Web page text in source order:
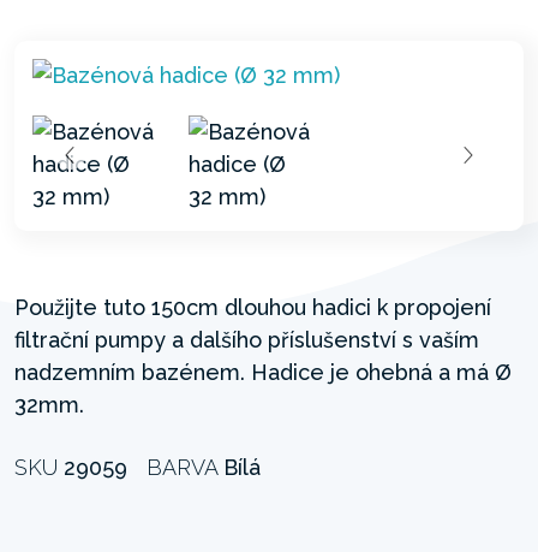
Použijte tuto 150cm dlouhou hadici k propojení
filtrační pumpy a dalšího příslušenství s vaším
nadzemním bazénem. Hadice je ohebná a má Ø
32mm.
SKU 29059 BARVA Bílá